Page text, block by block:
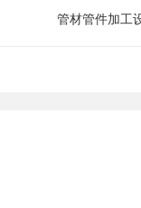
管材管件加工